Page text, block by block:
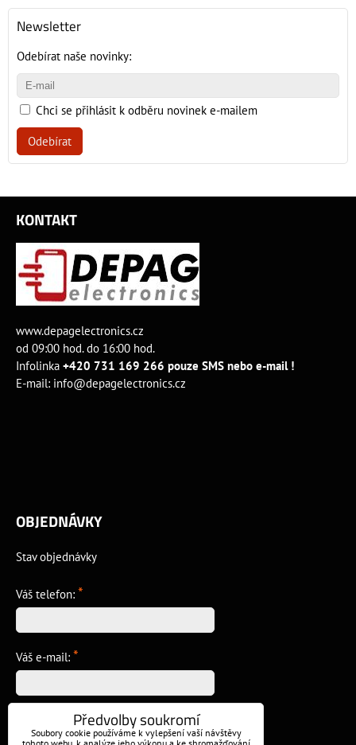
Newsletter
Odebírat naše novinky:
Chci se přihlásit k odběru novinek e-mailem
Odebírat
KONTAKT
www.depagelectronics.cz
od 09:00 hod. do 16:00 hod.
Infolinka +420 731 169 266 pouze SMS nebo e-mail !
E-mail: info@depagelectronics.cz
OBJEDNÁVKY
Stav objednávky
Váš telefon: *
Váš e-mail: *
Předvolby soukromí
Soubory cookie používáme k vylepšení vaší návštěvy